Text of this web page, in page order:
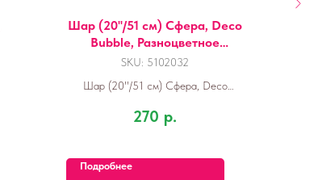
Шар (20''/51 см) Сфера, Deco
Bubble, Разноцветное
конфетти, Прозрачный,
Кристалл, 1 шт. в уп.
SKU: 5102032
Шар (20''/51 см) Сфера, Deco
Прозрачный, Кристалл, 1 шт. в уп.
270 р.
Подробнее